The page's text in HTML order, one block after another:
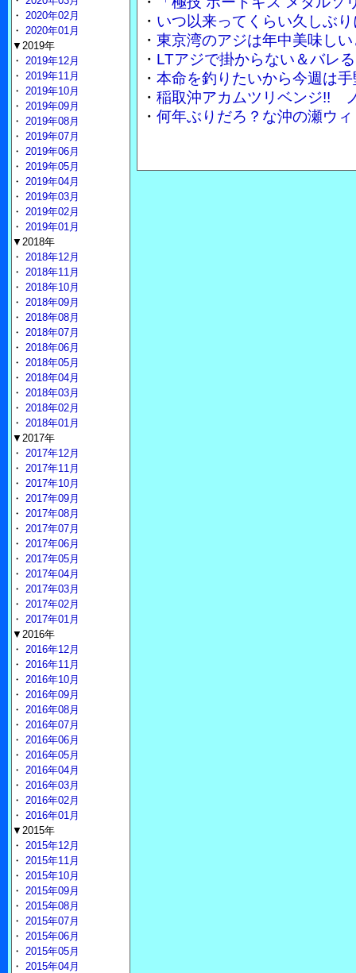
・ いつ以来ってくらい久しぶ
・ 東京湾のアジは年中美味し
・ LTアジで掛からない＆バレ
・ 本命を釣りたいから今週は
・ 稲取沖アカムツリベンジ!!
・ 何年ぶりだろ？な沖の瀬ウ
・ 2020年02月
・ 2020年01月
▼2019年
・ 2019年12月
・ 2019年11月
・ 2019年10月
・ 2019年09月
・ 2019年08月
・ 2019年07月
・ 2019年06月
・ 2019年05月
・ 2019年04月
・ 2019年03月
・ 2019年02月
・ 2019年01月
▼2018年
・ 2018年12月
・ 2018年11月
・ 2018年10月
・ 2018年09月
・ 2018年08月
・ 2018年07月
・ 2018年06月
・ 2018年05月
・ 2018年04月
・ 2018年03月
・ 2018年02月
・ 2018年01月
▼2017年
・ 2017年12月
・ 2017年11月
・ 2017年10月
・ 2017年09月
・ 2017年08月
・ 2017年07月
・ 2017年06月
・ 2017年05月
・ 2017年04月
・ 2017年03月
・ 2017年02月
・ 2017年01月
▼2016年
・ 2016年12月
・ 2016年11月
・ 2016年10月
・ 2016年09月
・ 2016年08月
・ 2016年07月
・ 2016年06月
・ 2016年05月
・ 2016年04月
・ 2016年03月
・ 2016年02月
・ 2016年01月
▼2015年
・ 2015年12月
・ 2015年11月
・ 2015年10月
・ 2015年09月
・ 2015年08月
・ 2015年07月
・ 2015年06月
・ 2015年05月
・ 2015年04月